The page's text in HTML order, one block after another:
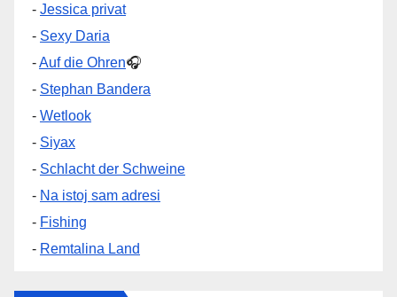
- Jessica privat
- Sexy Daria
-Auf die Ohren🎧
- Stephan Bandera
- Wetlook
- Siyax
- Schlacht der Schweine
- Na istoj sam adresi
- Fishing
- Remtalina Land